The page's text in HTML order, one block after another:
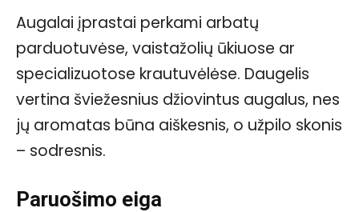
Augalai įprastai perkami arbatų
parduotuvėse, vaistažolių ūkiuose ar
specializuotose krautuvėlėse. Daugelis
vertina šviežesnius džiovintus augalus, nes
jų aromatas būna aiškesnis, o užpilo skonis
– sodresnis.
Paruošimo eiga